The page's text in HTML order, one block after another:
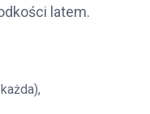
latem.